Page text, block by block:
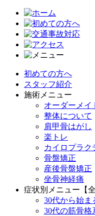
初めての方へ
スタッフ紹介
施術メニュー
オーダーメイ
整体について
肩甲骨はがし
楽トレ
カイロプラク
骨盤矯正
産後骨盤矯正
坐骨神経痛
症状別メニュー【全
30代から始ま
30代の筋骨格